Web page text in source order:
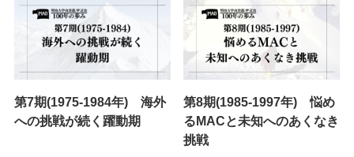
第7期(1975-1984年) 海外
への挑戦が続く躍動期
第8期(1985-1997年) 悩め
るMACと未知へのあくなき
挑戦